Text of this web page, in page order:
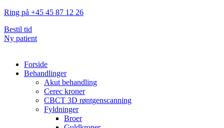
Ring på +45 45 87 12 26
Bestil tid
Ny patient
Forside
Behandlinger
Akut behandling
Cerec kroner
CBCT 3D røntgenscanning
Fyldninger
Broer